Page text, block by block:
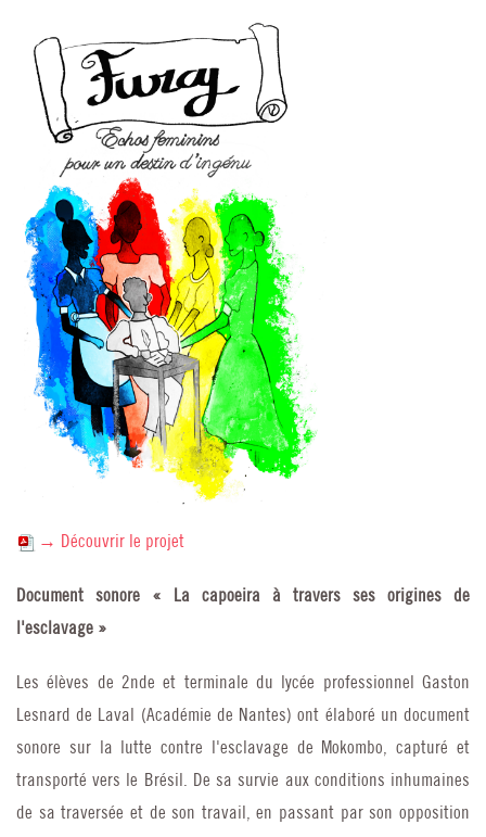
→ Découvrir le projet
Document sonore « La capoeira à travers ses origines de
l'esclavage »
Les élèves de 2nde et terminale du lycée professionnel Gaston
Lesnard de Laval (Académie de Nantes) ont élaboré un document
sonore sur la lutte contre l'esclavage de Mokombo, capturé et
transporté vers le Brésil. De sa survie aux conditions inhumaines
de sa traversée et de son travail, en passant par son opposition